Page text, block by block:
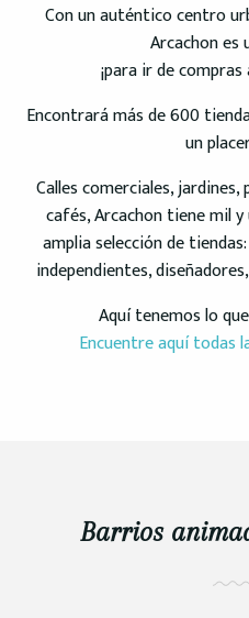
Con un auténtico centro
Arcachon es
¡para ir de
Encontrará más de 600
un
Calles comerciales,
cafés, Arcachon tiene mil
amplia selección de
independientes,
Aquí tenemos lo
Encuentre aquí todas
Barrios